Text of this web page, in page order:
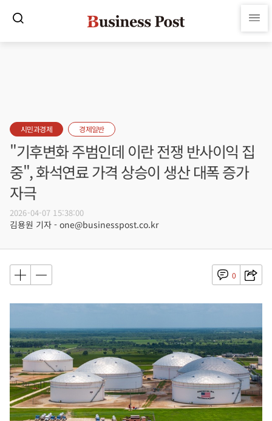
시민과경제 경제일반
"기후변화 주범인데 이란 전쟁 반사이익 집
중", 화석연료 가격 상승이 생산 대폭 증가
자극
2026-04-07 15:38:00
김용원 기자 - one@businesspost.co.kr
0